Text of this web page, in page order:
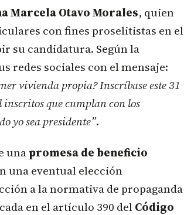
Marcela Otavo Morales, quien
con fines proselitistas en el
su candidatura. Según la
redes sociales con el mensaje:
vivienda propia? Inscríbase este 31
que cumplan con los
yo sea presidente”.
unapromesa de beneficio
una eventual elección
a la normativa de propaganda
en el artículo 390 delCódigo